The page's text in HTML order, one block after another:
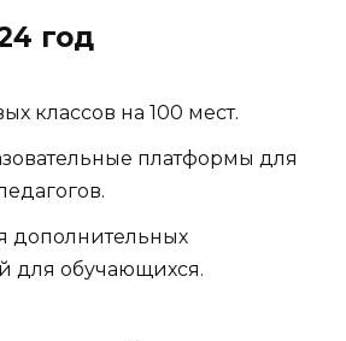
год
классов на 100 мест.
платформы для
дополнительных
для обучающихся.